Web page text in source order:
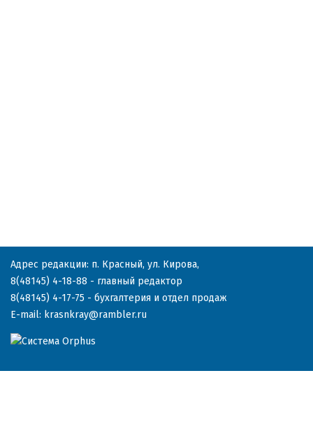
Адрес редакции: п. Красный, ул. Кирова,
8(48145) 4-18-88 - главный редактор
8(48145) 4-17-75 - бухгалтерия и отдел продаж
E-mail: krasnkray@rambler.ru